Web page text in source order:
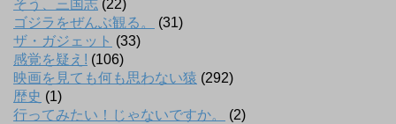
そう、三国志 (22)
ゴジラをぜんぶ観る。
(31)
ザ・ガジェット (33)
感覚を疑え! (106)
映画を見ても何も思わない猿 (292)
歴史 (1)
行ってみたい！じゃないですか。
(2)